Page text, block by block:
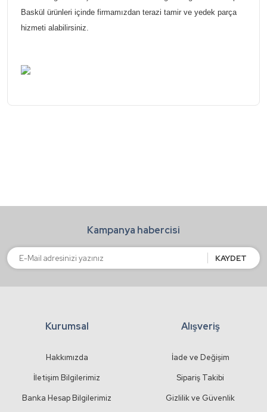
Baskül ürünleri içinde firmamızdan terazi tamir ve yedek parça
hizmeti alabilirsiniz.
Görüş ve önerileriniz için teşekkür ederiz.
Kampanya habercisi
KAYDET
Kurumsal
Hakkımızda
İletişim Bilgilerimiz
Banka Hesap Bilgilerimiz
Alışveriş
İade ve Değişim
Sipariş Takibi
Gizlilik ve Güvenlik